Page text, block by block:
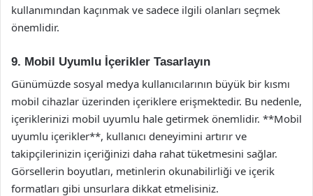
kullanımından kaçınmak ve sadece ilgili olanları seçmek
önemlidir.
9. Mobil Uyumlu İçerikler Tasarlayın
Günümüzde sosyal medya kullanıcılarının büyük bir kısmı
mobil cihazlar üzerinden içeriklere erişmektedir. Bu nedenle,
içeriklerinizi mobil uyumlu hale getirmek önemlidir. **Mobil
uyumlu içerikler**, kullanıcı deneyimini artırır ve
takipçilerinizin içeriğinizi daha rahat tüketmesini sağlar.
Görsellerin boyutları, metinlerin okunabilirliği ve içerik
formatları gibi unsurlara dikkat etmelisiniz.